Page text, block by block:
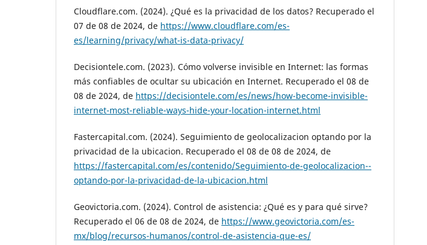
Cloudflare.com. (2024). ¿Qué es la privacidad de los datos? Recuperado el
07 de 08 de 2024, de https://www.cloudflare.com/es-
es/learning/privacy/what-is-data-privacy/
Decisiontele.com. (2023). Cómo volverse invisible en Internet: las formas
más confiables de ocultar su ubicación en Internet. Recuperado el 08 de
08 de 2024, de https://decisiontele.com/es/news/how-become-invisible-
internet-most-reliable-ways-hide-your-location-internet.html
Fastercapital.com. (2024). Seguimiento de geolocalizacion optando por la
privacidad de la ubicacion. Recuperado el 08 de 08 de 2024, de
https://fastercapital.com/es/contenido/Seguimiento-de-geolocalizacion--
optando-por-la-privacidad-de-la-ubicacion.html
Geovictoria.com. (2024). Control de asistencia: ¿Qué es y para qué sirve?
Recuperado el 06 de 08 de 2024, de https://www.geovictoria.com/es-
mx/blog/recursos-humanos/control-de-asistencia-que-es/